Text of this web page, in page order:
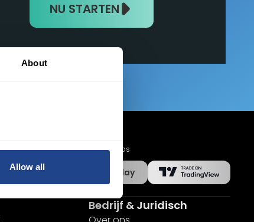
About
Allow all
NU STARTEN
Mobiele apps
App Store Google Play
Bedrijf & Juridisch